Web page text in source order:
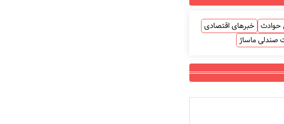
حوادث خبرهای اقتصادی
صندلی ماساژ